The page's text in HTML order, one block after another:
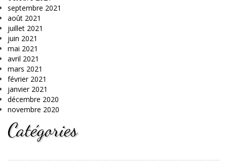
septembre 2021
août 2021
juillet 2021
juin 2021
mai 2021
avril 2021
mars 2021
février 2021
janvier 2021
décembre 2020
novembre 2020
Catégories